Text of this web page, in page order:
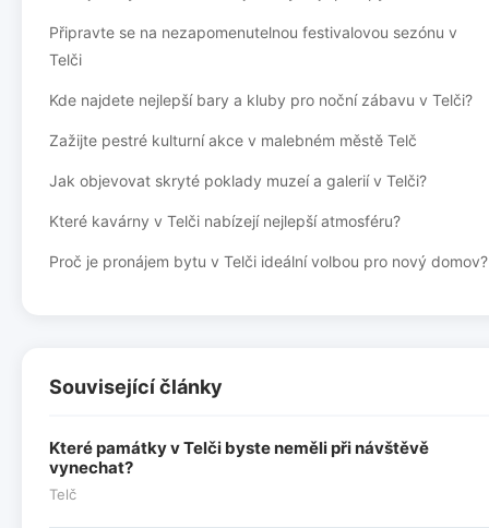
Připravte se na nezapomenutelnou festivalovou sezónu v
Telči
Kde najdete nejlepší bary a kluby pro noční zábavu v Telči?
Zažijte pestré kulturní akce v malebném městě Telč
Jak objevovat skryté poklady muzeí a galerií v Telči?
Které kavárny v Telči nabízejí nejlepší atmosféru?
Proč je pronájem bytu v Telči ideální volbou pro nový domov?
Související články
Které památky v Telči byste neměli při návštěvě
vynechat?
Telč